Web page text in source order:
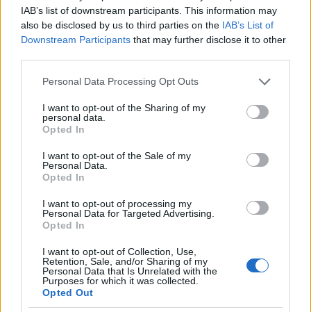
IAB’s list of downstream participants. This information may
also be disclosed by us to third parties on the IAB’s List of
Downstream Participants that may further disclose it to other
Please note that this website/app uses one or more Google
not limited to your visit or usage behaviour. You may click to
grant or deny consent to Google and its third-party tags to
use your data for below specified purposes in below Google
consent section.
Personal Data Processing Opt Outs
I want to opt-out of the Sharing of my
personal data.
Opted In
I want to opt-out of the Sale of my
Personal Data.
Opted In
I want to opt-out of processing my
Personal Data for Targeted Advertising.
Opted In
I want to opt-out of Collection, Use,
Retention, Sale, and/or Sharing of my
Personal Data that Is Unrelated with the
Purposes for which it was collected.
Opted Out
Η Ευρώπη ήρθε αντιμέτωπη με τις συνέπειες
της πολιτικής της το 2010, όταν η Κίνα, έχοντας
αποκτήσει τον παγκόσμιο έλεγχο των
πρώτων υλών, ξεκίνησε να κινείται επιθετικά και
να επιβάλλει φραγμούς στην εξαγωγή
συγκεκριμένων μετάλλων (σπάνιες γαίες,
βολφράμιο και μολυβδαίνιο) σε άλλες χώρες.
«Κρίσιμες Πρώτες Ύλες» στην Ευρώπη – για να
περιγράψουμε μέταλλα και άλλα υλικά, τα οποία,
αν για κάποιο λόγο πάψει η εισαγωγή τους από
την Κίνα ή άλλες χώρες, η ευρωπαϊκή βιομηχανία
καθίσταται ευάλωτη και η παραγωγή προϊόντων
προστιθέμενης αξίας και πλούτου επιβραδύνεται